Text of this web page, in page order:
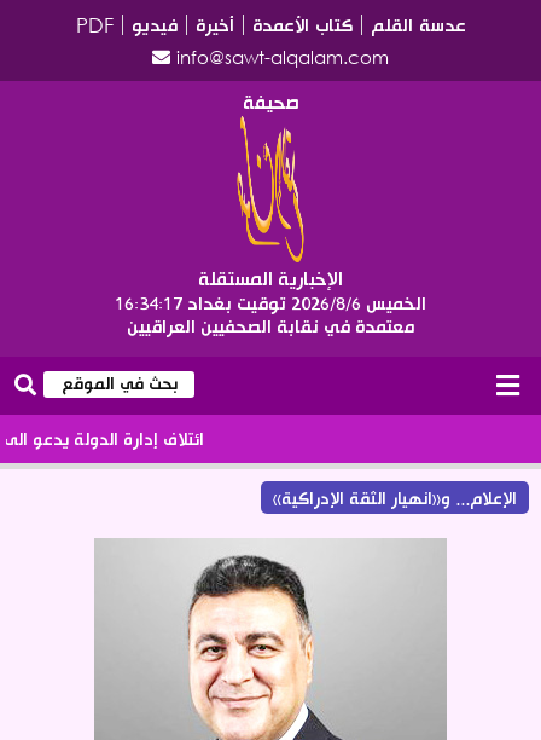
عدسة القلم كتاب الأعمدة أخيرة فيديو PDF
info@sawt-alqalam.com
صحيفة
الإخبارية المستقلة
الخميس 2026/8/6 توقيت بغداد 16:34:17
معتمدة في نقابة الصحفيين العراقيين
ائتلاف إدارة الدولة يدعو الى
الإعلام... و«انهيار الثقة الإدراكية»